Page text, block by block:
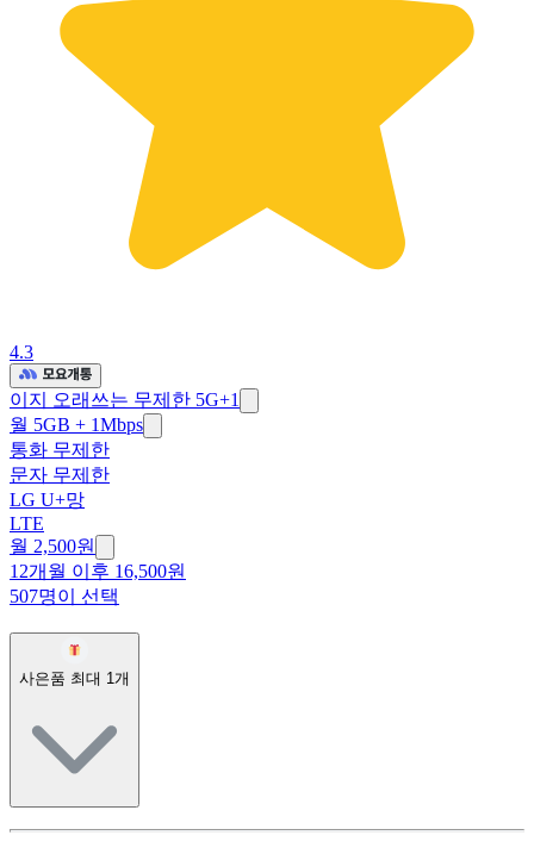
4.3
이지 오래쓰는 무제한 5G+1
월 5GB + 1Mbps
통화 무제한
문자 무제한
LG U+망
LTE
월 2,500원
12개월 이후 16,500원
507명이 선택
사은품 최대 1 개